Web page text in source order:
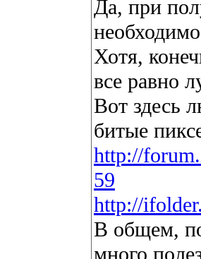
Да, при
Хотя,
все равно
Вот здесь
битые
http://
59
http://
В общем,
много